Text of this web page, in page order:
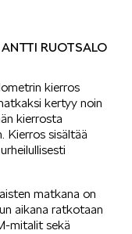
RUOTSALO
kierros
kertyy noin
kierrosta
Kierros sisältää
matkana on
aikana ratkotaan
mitalit sekä